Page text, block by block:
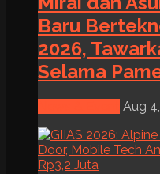
Baru
2026,
Selama
Aug